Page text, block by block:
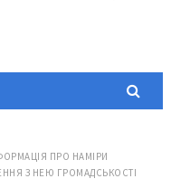
ПРО НАМІРИ
З НЕЮ ГРОМАДСЬКОСТІ